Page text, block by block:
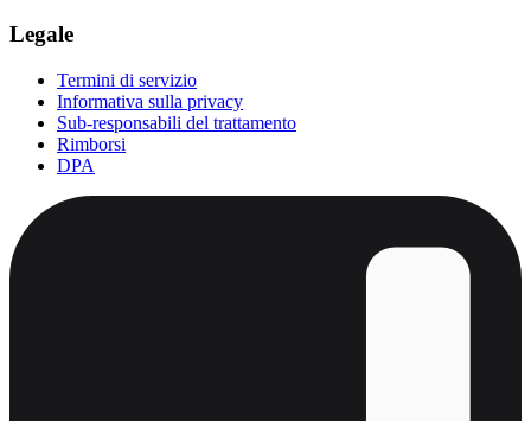
Legale
Termini di servizio
Informativa sulla privacy
Sub-responsabili del trattamento
Rimborsi
DPA